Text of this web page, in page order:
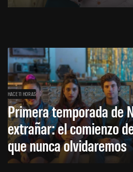
HACE 11 HORAS
Primera temporada de
extrañar: el comienzo
que nunca olvidaremos